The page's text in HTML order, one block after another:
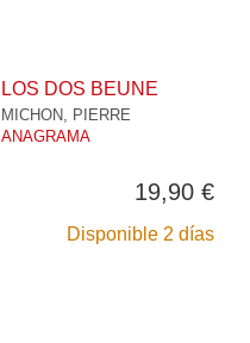
LOS DOS BEUNE
MICHON, PIERRE
ANAGRAMA
19,90 €
Disponible 2 días